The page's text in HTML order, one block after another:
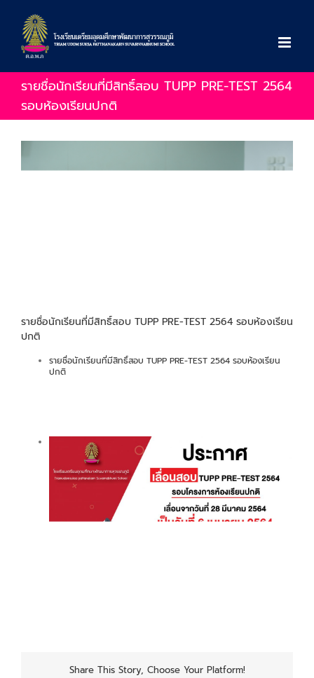
content
รายชื่อนักเรียนที่มีสิทธิ์สอบ TUPP PRE-TEST 2564
รอบห้องเรียนปกติ
Larger
Image
รายชื่อนักเรียนที่มีสิทธิ์สอบ TUPP PRE-TEST 2564 รอบห้องเรียน
ปกติ
รายชื่อนักเรียนที่มีสิทธิ์สอบ TUPP PRE-TEST 2564 รอบห้องเรียน
ปกติ
Share This Story, Choose Your Platform!